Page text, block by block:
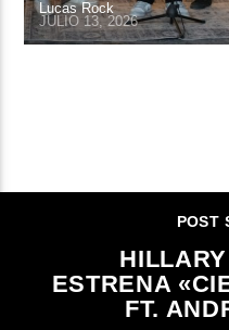
Lucas Rock
JULIO 13, 2026
POST
ESTRENA
FT.